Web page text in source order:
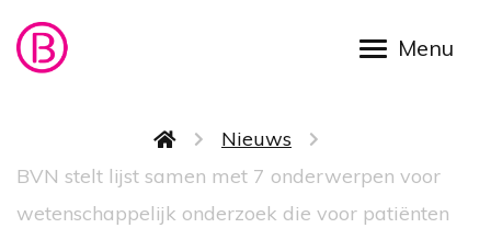
Overslaan en naar de inhoud gaan
Kruimelpad
Nieuws
BVN stelt lijst samen met 7 onderwerpen voor
wetenschappelijk onderzoek die voor patiënten